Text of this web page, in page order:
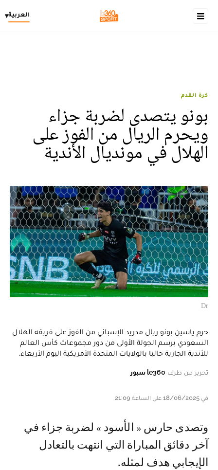
العربية▾
كرة القدم
بونو يتصدى لضربة جزاء
ويحرم الريال من الفوز على
الهلال في مونديال الأندية
Dr
حرم ياسين بونو ريال مدريد الإسباني من الفوز على فريقه الهلال
السعودي برسم الجولة الأولى من دور مجموعات كأس العالم
للأندية الجارية حاليا بالولايات المتحدة الأمريكية اليوم الأربعاء.
تحرير من طرف le360 سبور
في 18/06/2025 على الساعة 21:09
و تصدى حارس « الأسود » لضربة جزاء في
آخر دقائق المباراة التي انتهت بالتعادل
الإيجابي هدف لمثله.